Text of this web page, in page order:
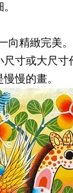
向精緻完美
尺寸或大尺
慢的畫。